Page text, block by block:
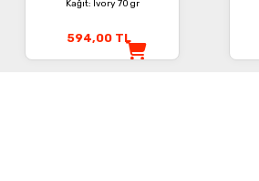
Kağıt: Ivory 70 gr
594,00 TL